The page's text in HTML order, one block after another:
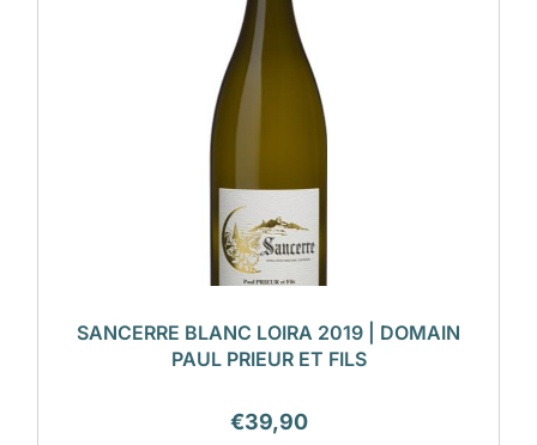
SANCERRE BLANC LOIRA 2019 | DOMAIN
PAUL PRIEUR ET FILS
€39,90